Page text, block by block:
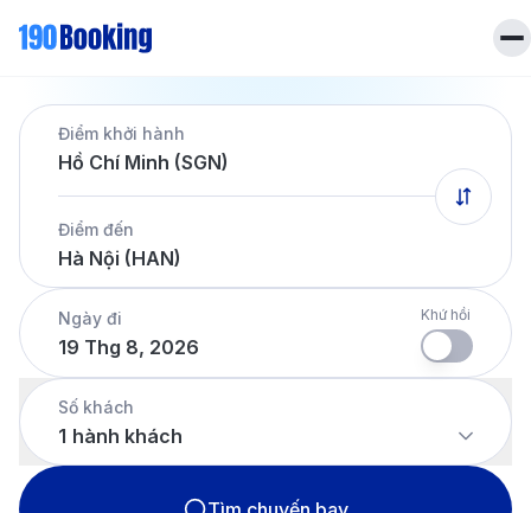
Trang chủ
Vé máy bay
Dịch vụ
Khách sạn
Tin tứcLiên hệ
Hotline
028 7303 6167
Tiếng Việt
Điểm khởi hành
Hồ Chí Minh (SGN)
Điểm đến
Hà Nội (HAN)
Ngày đi
19 Thg 8, 2026
Khứ hồi
Số khách
1 hành khách